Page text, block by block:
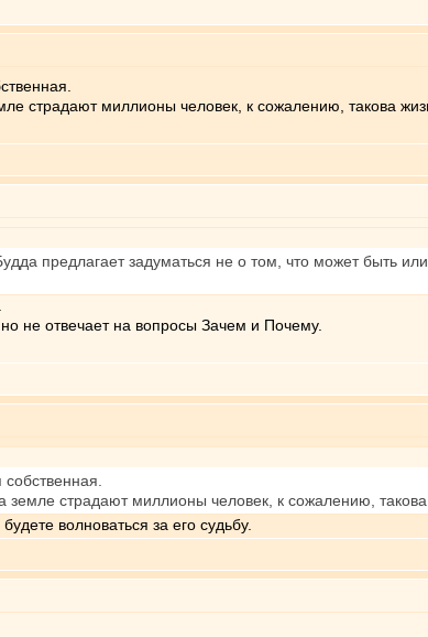
страдают миллионы человек, к сожалению, такова
предлагает задуматься не о том, что может быть
не отвечает на вопросы Зачем и Почему.
земле страдают миллионы человек, к сожалению,
волноваться за его судьбу.